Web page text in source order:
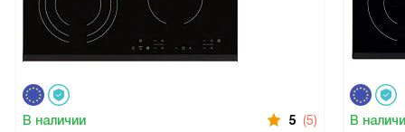
В наличии 5 (5) В